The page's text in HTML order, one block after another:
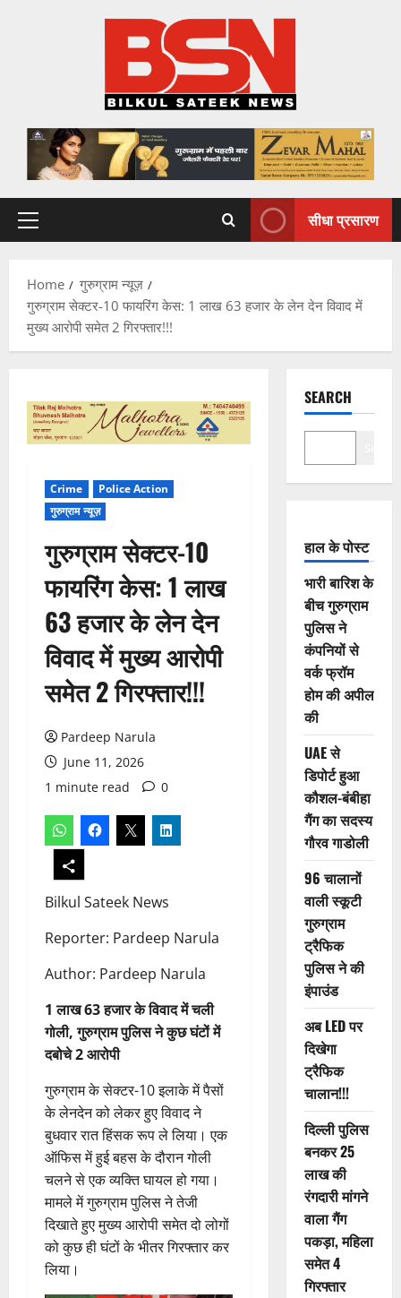
Primary
सीधा प्रसारण
Home
गुरुग्राम न्यूज़
गुरुग्राम सेक्टर-10 फायरिंग केस: 1 लाख 63 हजार के लेन देन विवाद में
मुख्य आरोपी समेत 2 गिरफ्तार!!!
Crime
Police Action
गुरुग्राम न्यूज़
गुरुग्राम सेक्टर-10
फायरिंग केस: 1 लाख
63 हजार के लेन देन
विवाद में मुख्य आरोपी
समेत 2 गिरफ्तार!!!
Pardeep Narula
June 11, 2026
1 minute read
0
Bilkul Sateek News
Reporter: Pardeep Narula
Author: Pardeep Narula
1 लाख 63 हजार के विवाद में चली
गोली, गुरुग्राम पुलिस ने कुछ घंटों में
दबोचे 2 आरोपी
गुरुग्राम के सेक्टर-10 इलाके में पैसों
के लेनदेन को लेकर हुए विवाद ने
बुधवार रात हिंसक रूप ले लिया। एक
ऑफिस में हुई बहस के दौरान गोली
चलने से एक व्यक्ति घायल हो गया।
मामले में गुरुग्राम पुलिस ने तेजी
दिखाते हुए मुख्य आरोपी समेत दो लोगों
को कुछ ही घंटों के भीतर गिरफ्तार कर
लिया।
SEARCH
हाल के पोस्ट
भारी बारिश के
बीच गुरुग्राम
पुलिस ने
कंपनियों से
वर्क फ्रॉम
होम की अपील
की
UAE से
डिपोर्ट हुआ
कौशल-बंबीहा
गैंग का सदस्य
गौरव गाडोली
96 चालानों
वाली स्कूटी
गुरुग्राम
ट्रैफिक
पुलिस ने की
इंपाउंड
अब LED पर
दिखेगा
ट्रैफिक
चालान!!!
दिल्ली पुलिस
बनकर 25
लाख की
रंगदारी मांगने
वाला गैंग
पकड़ा, महिला
समेत 4
गिरफ्तार